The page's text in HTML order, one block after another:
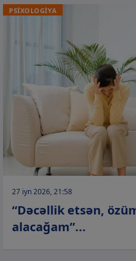
PSİXOLOGİYA
27 iyn 2026, 21:58
“Dəcəllik etsən,
alacağam”...